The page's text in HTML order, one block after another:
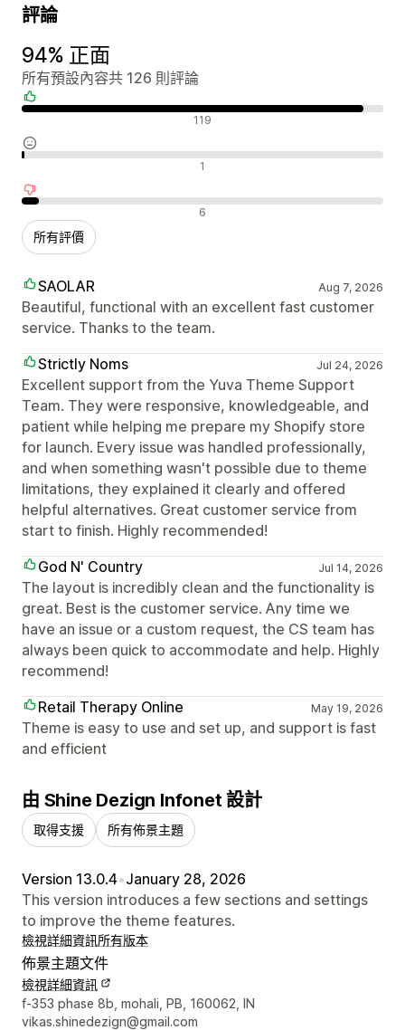
評論
94% 正面
所有預設內容共 126 則評論
正面評論 119
中立評論 1
負面評論 6
所有評價
SAOLAR Aug 7, 2026
Beautiful, functional with an excellent fast customer
service. Thanks to the team.
Strictly Noms
Jul 24, 2026
Excellent support from the Yuva Theme Support
Team. They were responsive, knowledgeable, and
patient while helping me prepare my Shopify store
for launch. Every issue was handled professionally,
and when something wasn't possible due to theme
limitations, they explained it clearly and offered
helpful alternatives. Great customer service from
start to finish. Highly recommended!
God N' Country
Jul 14, 2026
The layout is incredibly clean and the functionality is
great. Best is the customer service. Any time we
have an issue or a custom request, the CS team has
always been quick to accommodate and help. Highly
recommend!
Retail Therapy Online
May 19, 2026
Theme is easy to use and set up, and support is fast
and efficient
由 Shine Dezign Infonet 設計
取得支援 所有佈景主題
Version 13.0.4•January 28, 2026
This version introduces a few sections and settings
to improve the theme features.
檢視詳細資訊所有版本
佈景主題文件
檢視詳細資訊
設計者聯絡詳細資訊
f-353 phase 8b, mohali, PB, 160062, IN
vikas.shinedezign@gmail.com